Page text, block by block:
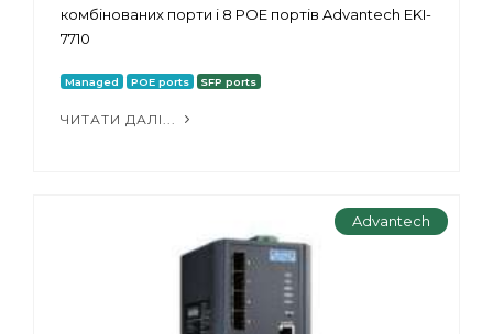
комбінованих порти і 8 POE портів Advantech EKI-
7710
Managed POE ports SFP ports
ЧИТАТИ ДАЛІ...
Advantech